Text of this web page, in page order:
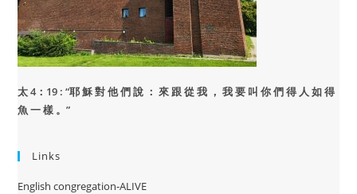
太 4：19 : “耶 穌 對 他 們 說 ： 來 跟 從 我 ， 我 要 叫 你 們 得 人 如 得
魚 一 樣 。”
Links
English congregation-ALIVE